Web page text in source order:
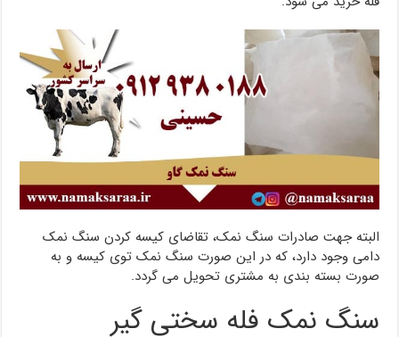
البته جهت صادرات سنگ نمک، تقاضای کیسه کردن سنگ نمک
دامی وجود دارد، که در این صورت سنگ نمک توی کیسه و به
صورت بسته بندی به مشتری تحویل می گردد.
سنگ نمک فله سختی گیر